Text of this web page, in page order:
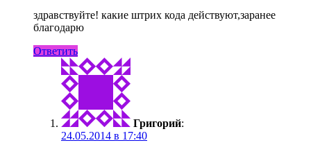
здравствуйте! какие штрих кода действуют,заранее
благодарю
Ответить
Григорий:
24.05.2014 в 17:40